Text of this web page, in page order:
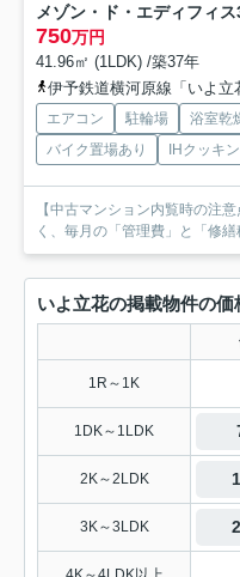
メゾン・ド・エディフィス
750万円
41.96㎡ (1LDK) /築37年
伊予鉄道横河原線「いよ立
エアコン 駐輪場 浴室乾
バイク置場あり
IHクッキ
【中古マンション内覧時の注
く、毎月の「管理費」と「修
いよ立花の掲載物件の価
1R～1K
1DK～1LDK
2K～2LDK
3K～3LDK